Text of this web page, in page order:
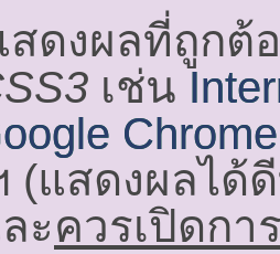
สดงผลที่ถูกต้
เช่น
(แสดงผลได้
ะควรเปิดกา